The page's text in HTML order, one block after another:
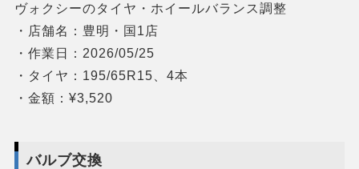
ヴォクシーのタイヤ・ホイールバランス調整
・店舗名：豊明・国1店
・作業日：2026/05/25
・タイヤ：195/65R15、4本
・金額：¥3,520
バルブ交換